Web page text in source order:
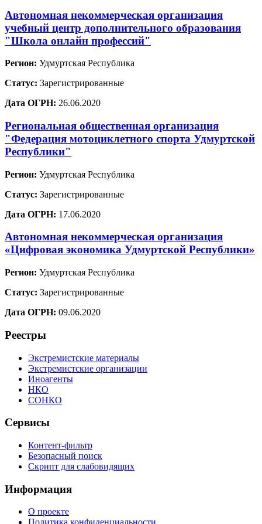
Автономная некоммерческая организация
учебный центр дополнительного образования
"Школа онлайн профессий"
Регион: Удмуртская Республика
Статус: Зарегистрированные
Дата ОГРН: 26.06.2020
Региональная общественная организация
"Федерация мотоциклетного спорта Удмуртской
Республики"
Регион: Удмуртская Республика
Статус: Зарегистрированные
Дата ОГРН: 17.06.2020
Автономная некоммерческая организация
«Цифровая экономика Удмуртской Республики»
Регион: Удмуртская Республика
Статус: Зарегистрированные
Дата ОГРН: 09.06.2020
Реестры
Экстремистские материалы
Экстремистские организации
Иноагенты
НКО
СОНКО
Сервисы
Контент-фильтр
Безопасный поиск
Скрипт для слабовидящих
Информация
О проекте